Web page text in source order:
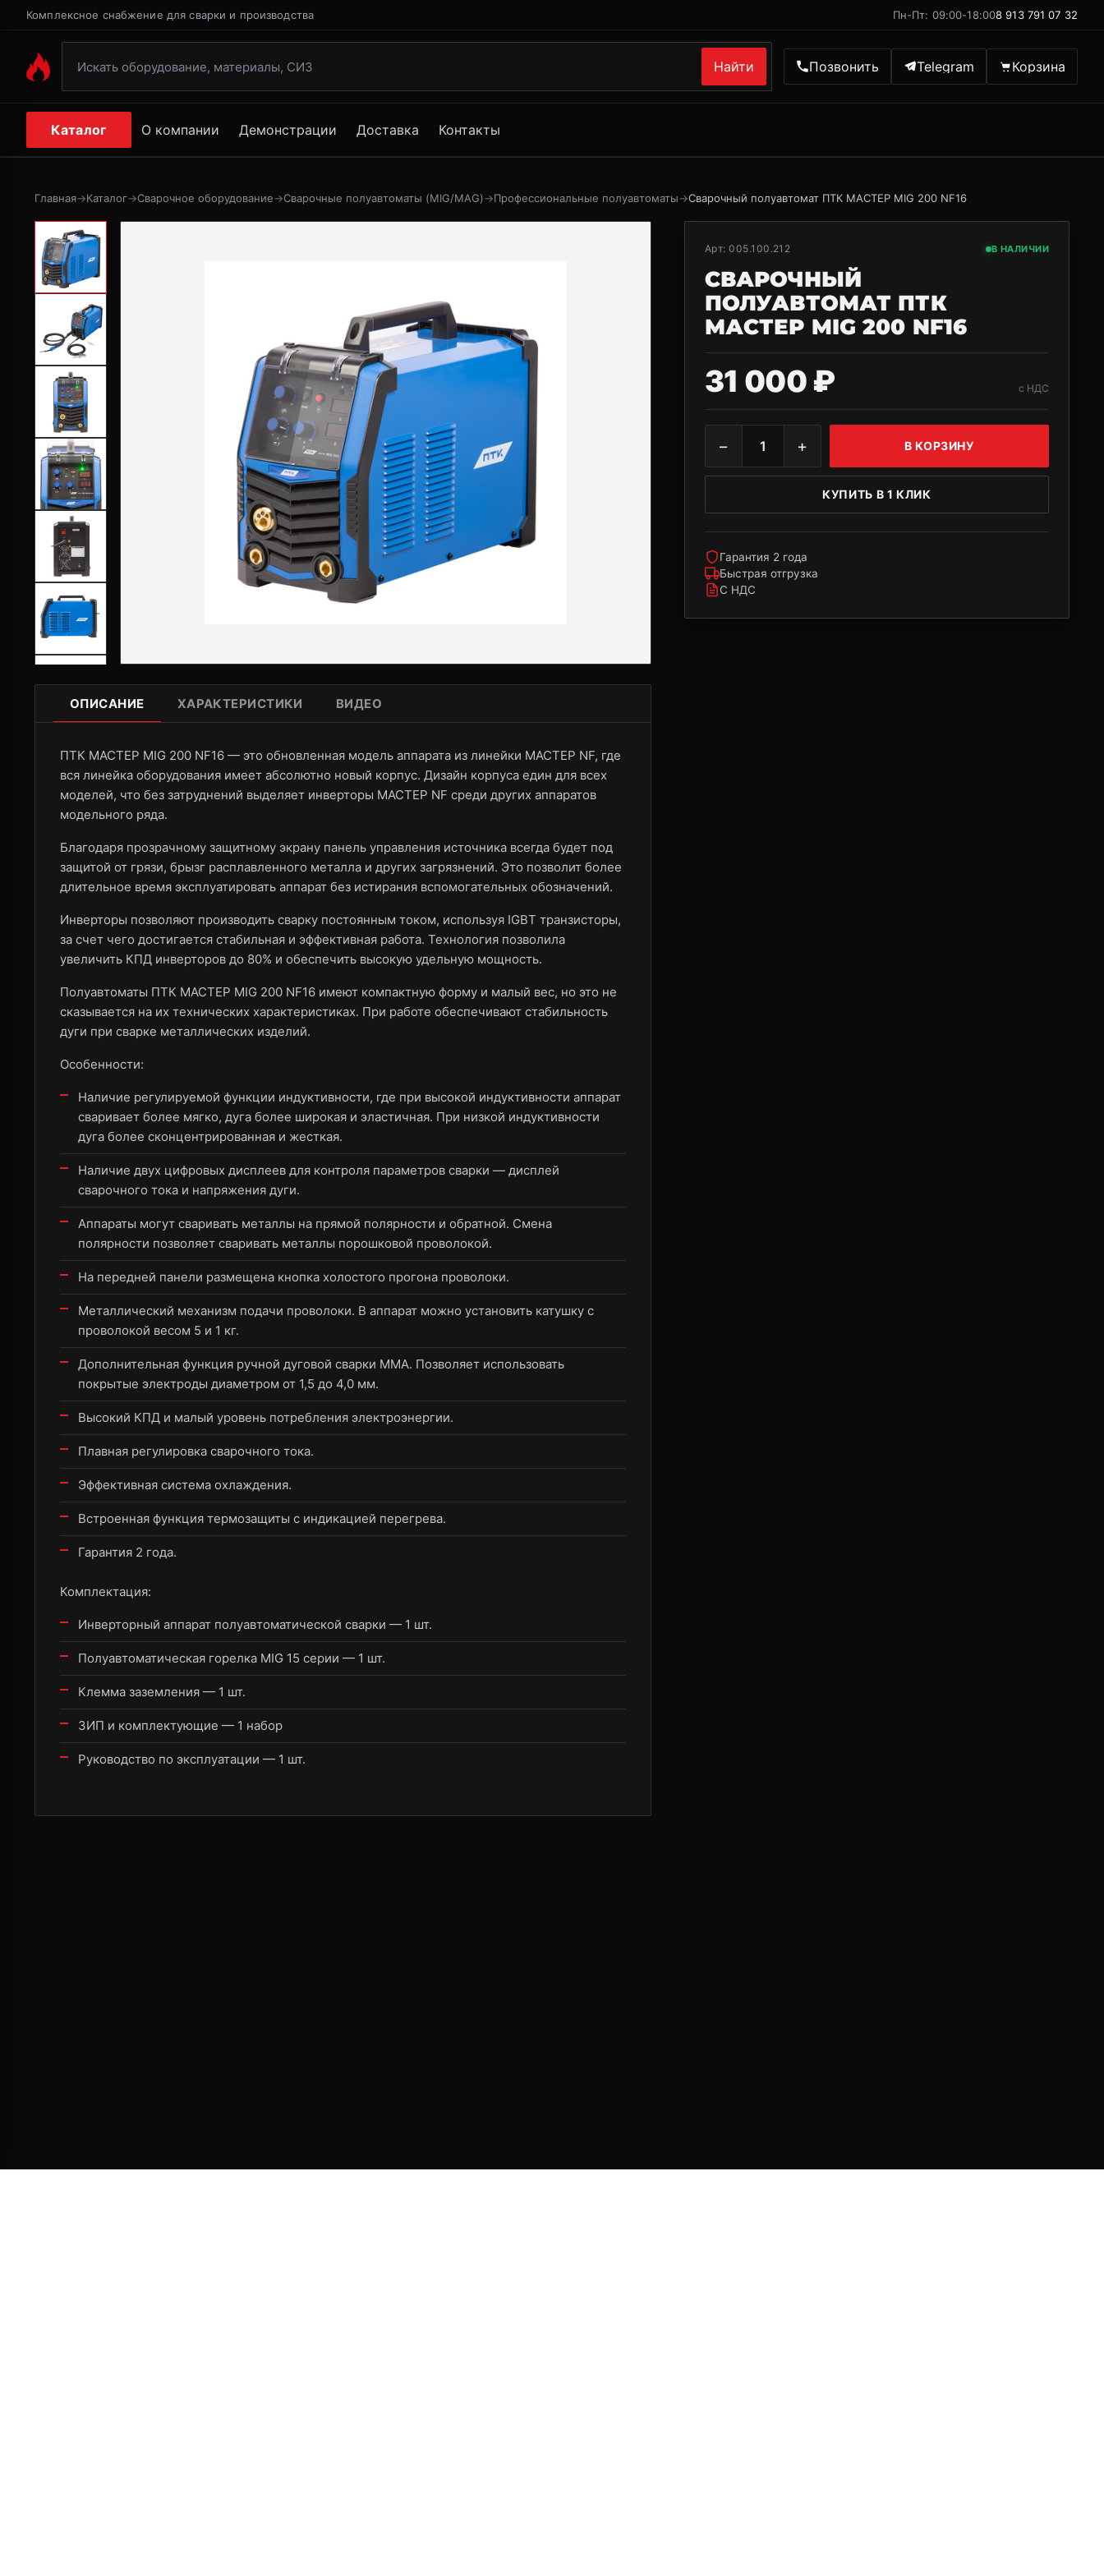
Комплексное снабжение для сварки и производства Пн-Пт: 09:00-18:008 913 791 07 32
Найти Позвонить Telegram Корзина
Каталог О компании Демонстрации Доставка Контакты
Главная→Каталог→Сварочное оборудование→Сварочные полуавтоматы (MIG/MAG)→Профессиональные полуавтоматы→Сварочный полуавтомат ПТК МАСТЕР MIG 200 NF16
ОПИСАНИЕ ХАРАКТЕРИСТИКИ ВИДЕО
ПТК МАСТЕР MIG 200 NF16 — это обновленная модель аппарата из линейки МАСТЕР NF, где
вся линейка оборудования имеет абсолютно новый корпус. Дизайн корпуса един для всех
моделей, что без затруднений выделяет инверторы МАСТЕР NF среди других аппаратов
модельного ряда.
Благодаря прозрачному защитному экрану панель управления источника всегда будет под
защитой от грязи, брызг расплавленного металла и других загрязнений. Это позволит более
длительное время эксплуатировать аппарат без истирания вспомогательных обозначений.
Инверторы позволяют производить сварку постоянным током, используя IGBT транзисторы,
за счет чего достигается стабильная и эффективная работа. Технология позволила
увеличить КПД инверторов до 80% и обеспечить высокую удельную мощность.
Полуавтоматы ПТК МАСТЕР MIG 200 NF16 имеют компактную форму и малый вес, но это не
сказывается на их технических характеристиках. При работе обеспечивают стабильность
дуги при сварке металлических изделий.
Особенности:
Наличие регулируемой функции индуктивности, где при высокой индуктивности аппарат
сваривает более мягко, дуга более широкая и эластичная. При низкой индуктивности
дуга более сконцентрированная и жесткая.
Наличие двух цифровых дисплеев для контроля параметров сварки — дисплей
сварочного тока и напряжения дуги.
Аппараты могут сваривать металлы на прямой полярности и обратной. Смена
полярности позволяет сваривать металлы порошковой проволокой.
На передней панели размещена кнопка холостого прогона проволоки.
Металлический механизм подачи проволоки. В аппарат можно установить катушку с
проволокой весом 5 и 1 кг.
Дополнительная функция ручной дуговой сварки MMA. Позволяет использовать
покрытые электроды диаметром от 1,5 до 4,0 мм.
Высокий КПД и малый уровень потребления электроэнергии.
Плавная регулировка сварочного тока.
Эффективная система охлаждения.
Встроенная функция термозащиты с индикацией перегрева.
Гарантия 2 года.
Комплектация:
Инверторный аппарат полуавтоматической сварки — 1 шт.
Полуавтоматическая горелка MIG 15 серии — 1 шт.
Клемма заземления — 1 шт.
ЗИП и комплектующие — 1 набор
Руководство по эксплуатации — 1 шт.
Арт:005.100.212 В НАЛИЧИИ
СВАРОЧНЫЙ
ПОЛУАВТОМАТ ПТК
МАСТЕР MIG 200 NF16
31 000 ₽ с НДС
− 1 + В КОРЗИНУ
КУПИТЬ В 1 КЛИК
Гарантия 2 года
Быстрая отгрузка
С НДС